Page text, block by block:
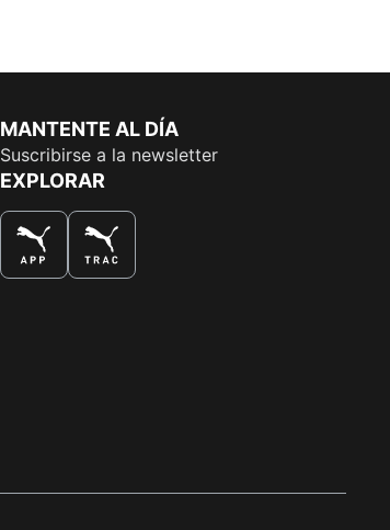
MANTENTE AL DÍA
Suscribirse a la newsletter
EXPLORAR